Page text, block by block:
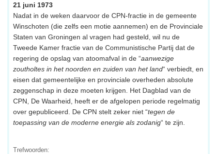
21 juni 1973
Nadat in de weken daarvoor de CPN-fractie in de gemeente
Winschoten (die zelfs een motie aannemen) en de Provinciale
Staten van Groningen al vragen had gesteld, wil nu de
Tweede Kamer fractie van de Communistische Partij dat de
regering de opslag van atoomafval in de “aanwezige
zoutholtes in het noorden en zuiden van het land“ verbiedt, en
eisen dat gemeentelijke en provinciale overheden absolute
zeggenschap in deze moeten krijgen. Het Dagblad van de
CPN, De Waarheid, heeft er de afgelopen periode regelmatig
over gepubliceerd. De CPN stelt zeker niet “tegen de
toepassing van de moderne energie als zodanig“ te zijn.
Trefwoorden: